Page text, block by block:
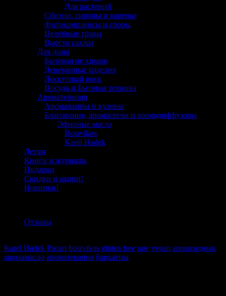
Для растений
Сбитни, сиропы и варенье
Фитокомплексы и сборы
Целебные травы
Вместо сахара
Для дома
Бытовая не химия
Деревянные изделия
Лоскутный воск
Посуда и Бытовая техника
Ароматерапия
Аромалампы и кулоны
Благовония, аромасвечи и аромадиффузоры
Эфирные масла
Botavikos
Karel Hadek
Детям
Книги и журналы
Подарки
Скидки и акции!
Новинки!
Отзывы
Karel Hadek Pacari botavikos gluten free raw vegan аромазодиак
аромамасло ароматерапия бархатцы